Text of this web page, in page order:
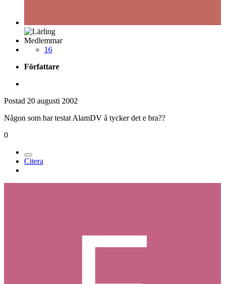
Medlemmar
16
Författare
Postad 20 augusti 2002
Någon som har testat AlamDV å tycker det e bra??
0
Citera